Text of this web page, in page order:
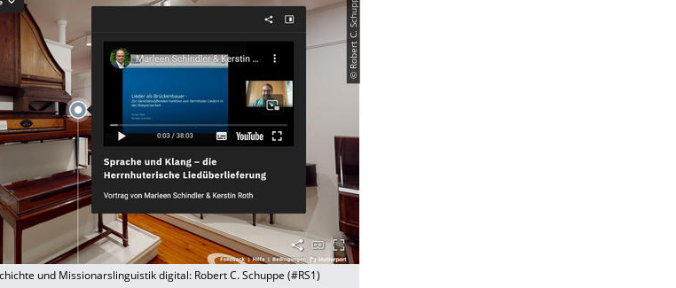
© Robert C. Schuppe
und Missionarslinguistik digital: Robert C. Schuppe (#RS1)